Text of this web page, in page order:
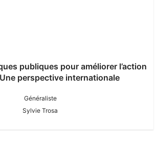
publiques pour améliorer l’action
perspective internationale
Généraliste
Sylvie Trosa